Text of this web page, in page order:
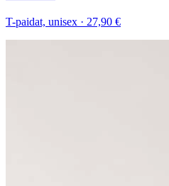
T-paidat, unisex · 27,90 €